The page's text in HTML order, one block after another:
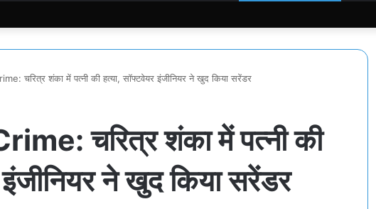
चरित्र शंका में पत्नी की हत्या, सॉफ्टवेयर इंजीनियर ने खुद किया सरेंडर
चरित्र शंका में पत्नी की
ने खुद किया सरेंडर